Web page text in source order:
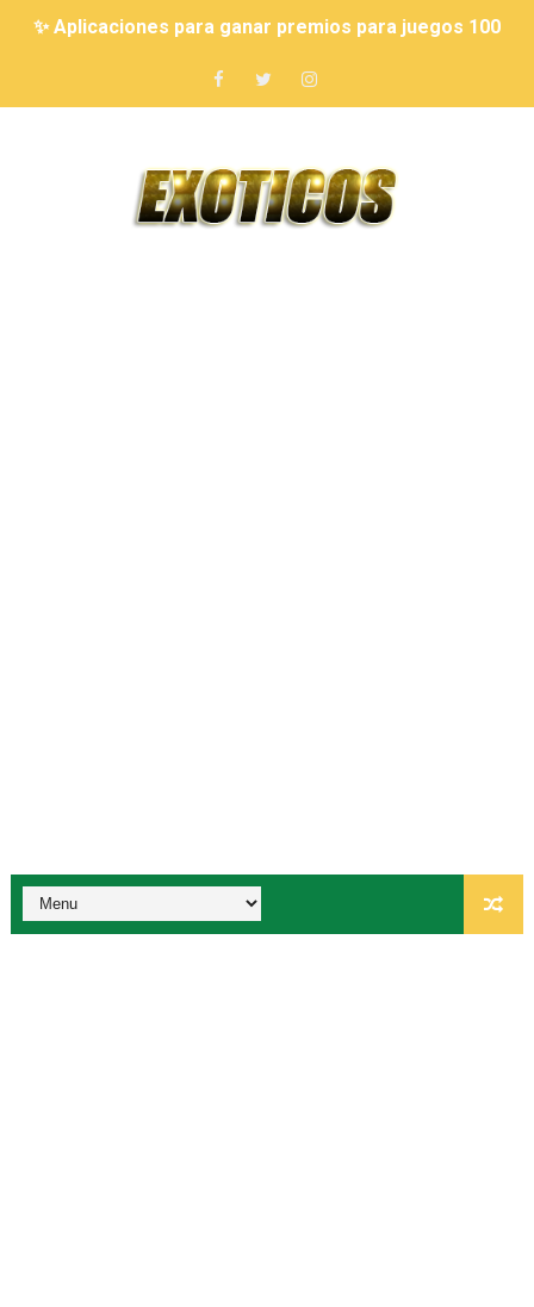
✨ Aplicaciones para ganar premios para juegos 100%
CÓMO GANAR RUBUX GRATIS ✨ MÉTODOS NUEVOS Y
Cómo ganar diamantes reales en Free Fire de forma